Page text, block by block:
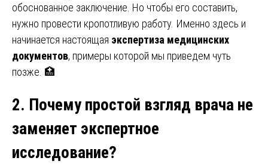
обоснованное заключение. Но чтобы его составить,
нужно провести кропотливую работу. Именно здесь и
начинается настоящая экспертиза медицинских
документов, примеры которой мы приведем чуть
позже. 🏥
2. Почему простой взгляд врача не
заменяет экспертное
исследование?